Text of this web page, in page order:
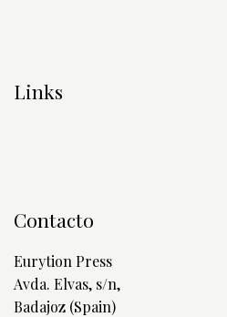
Links
Contacto
Eurytion Press
Avda. Elvas, s/n,
Badajoz (Spain)